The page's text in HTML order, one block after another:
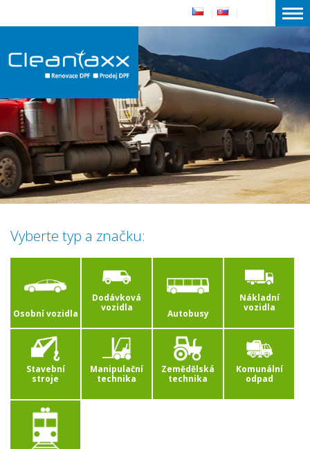
Vyberte typ a značku:
Osobní vozidla
Dodávková
vozidla
Autobusy
Nákladní
vozidla
Stavební
stroje
Manipulační
technika
Zemědělská
technika
Komunální
odpad